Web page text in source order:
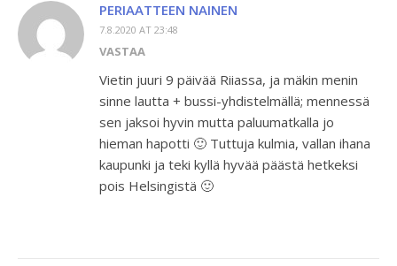
PERIAATTEEN NAINEN
7.8.2020 AT 23:48
VASTAA
Vietin juuri 9 päivää Riiassa, ja mäkin menin
sinne lautta + bussi-yhdistelmällä; mennessä
sen jaksoi hyvin mutta paluumatkalla jo
hieman hapotti 🙂 Tuttuja kulmia, vallan ihana
kaupunki ja teki kyllä hyvää päästä hetkeksi
pois Helsingistä 🙂